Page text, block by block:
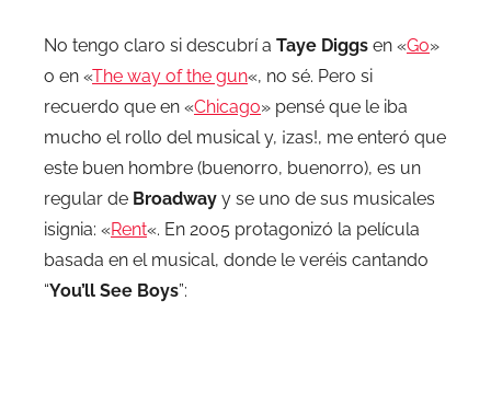
No tengo claro si descubrí a Taye Diggs en «Go»
o en «The way of the gun«, no sé. Pero si
recuerdo que en «Chicago» pensé que le iba
mucho el rollo del musical y, ¡zas!, me enteró que
este buen hombre (buenorro, buenorro), es un
regular de Broadway y se uno de sus musicales
isignia: «Rent«. En 2005 protagonizó la película
basada en el musical, donde le veréis cantando
“You’ll See Boys”: